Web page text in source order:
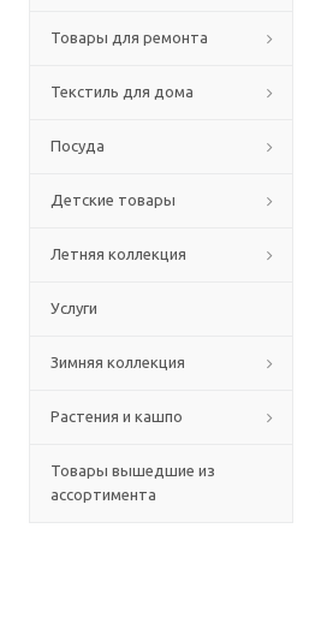
Товары для ремонта
Текстиль для дома
Посуда
Детские товары
Летняя коллекция
Услуги
Зимняя коллекция
Растения и кашпо
Товары вышедшие из
ассортимента